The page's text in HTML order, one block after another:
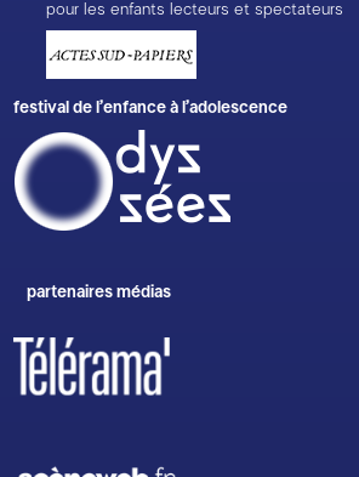
pour les enfants lecteurs et spectateurs
festival de l’enfance à l’adolescence
partenaires médias